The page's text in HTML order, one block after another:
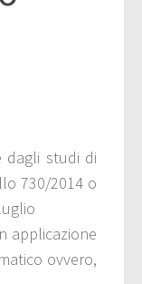
dagli studi di
730/2014 o
applicazione
ovvero,